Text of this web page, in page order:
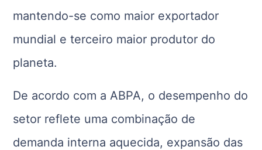
mantendo-se como maior exportador
mundial e terceiro maior produtor do
planeta.
De acordo com a ABPA, o desempenho do
setor reflete uma combinação de
demanda interna aquecida, expansão das